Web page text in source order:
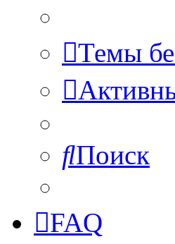
Темы
Поиск
FAQ